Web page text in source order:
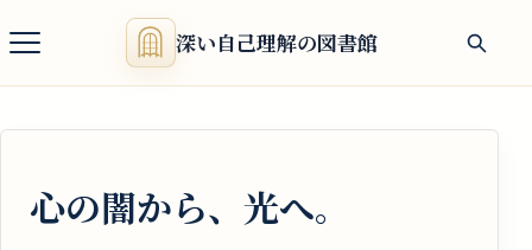
深い自己理解の図書館
心の闇から、光へ。